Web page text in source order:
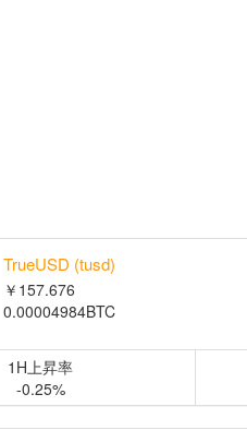
TrueUSD (tusd)
￥157.676
0.00004984BTC
1H上昇率
-0.25%